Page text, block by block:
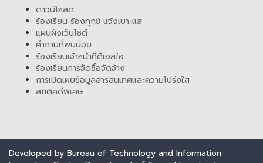
ดาวน์โหลด
ร้องเรียน ร้องทุกข์ แจ้งเบาะแส
แผนผังเว็บไซต์
คำถามที่พบบ่อย
ร้องเรียนเจ้าหน้าที่ดีเอสไอ
ร้องเรียนการจัดซื้อจัดจ้าง
การเปิดเผยข้อมูลสารสนเทศและความโปร่งใส
สถิติคดีพิเศษ
Developed by Bureau of Technology and Information